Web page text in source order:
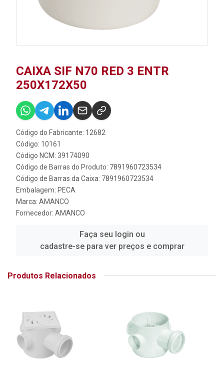
CAIXA SIF N70 RED 3 ENTR
250X172X50
Código do Fabricante: 12682
Código: 10161
Código NCM: 39174090
Código de Barras do Produto: 7891960723534
Código de Barras da Caixa: 7891960723534
Embalagem: PECA
Marca: AMANCO
Fornecedor: AMANCO
Faça seu login ou
cadastre-se para ver preços e comprar
Produtos Relacionados